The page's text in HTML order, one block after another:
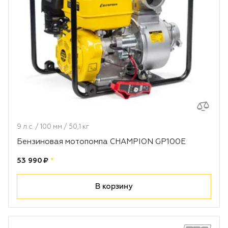
9 л.с. / 100 мм / 50,1 кг
Бензиновая мотопомпа CHAMPION GP100E
Цена:
53 990 ₽ рублей
*
В корзину